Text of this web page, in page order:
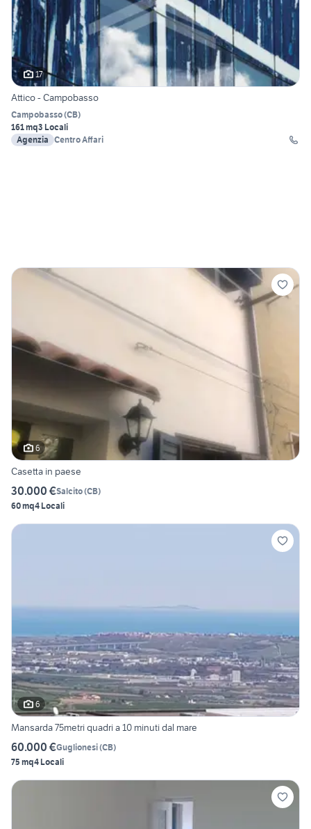
17
Attico - Campobasso
Campobasso(CB)
161 mq3 Locali
Agenzia Centro Affari
6
Casetta in paese
30.000 €Salcito(CB)
60 mq4 Locali
6
Mansarda 75metri quadri a 10 minuti dal mare
60.000 €Guglionesi(CB)
75 mq4 Locali